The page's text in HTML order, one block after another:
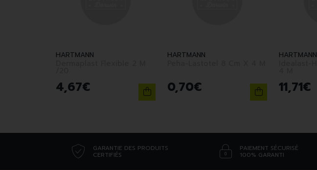
HARTMANN
4,67€
HARTMANN
0,70€
HARTMANN
11,71€
GARANTIE DES PRODUITS
CERTIFIÉS
PAIEMENT SÉCURISÉ
100% GARANTI